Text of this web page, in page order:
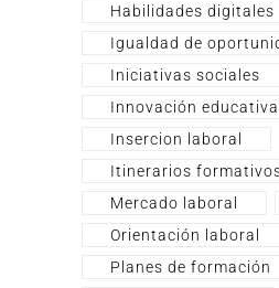
Habilidades digitales
Igualdad de
Iniciativas sociales
Innovación educativa
Insercion laboral
Itinerarios
Mercado laboral
Orientación laboral
Planes de formación